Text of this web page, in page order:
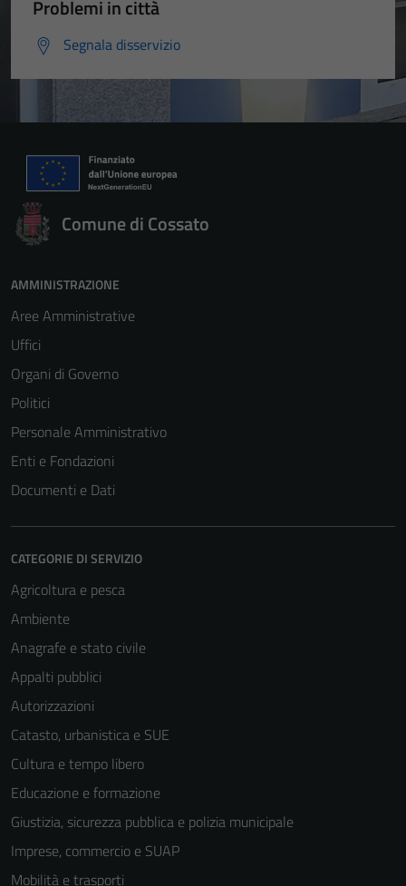
Problemi in città
Segnala disservizio
Comune di Cossato
AMMINISTRAZIONE
Aree Amministrative
Uffici
Organi di Governo
Politici
Personale Amministrativo
Enti e Fondazioni
Documenti e Dati
CATEGORIE DI SERVIZIO
Agricoltura e pesca
Ambiente
Anagrafe e stato civile
Appalti pubblici
Autorizzazioni
Catasto, urbanistica e SUE
Cultura e tempo libero
Educazione e formazione
Giustizia, sicurezza pubblica e polizia municipale
Imprese, commercio e SUAP
Mobilità e trasporti